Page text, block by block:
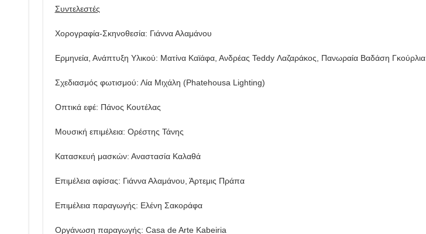
Συντελεστές
Χορογραφία-Σκηνοθεσία: Γιάννα Αλαμάνου
Ερμηνεία, Ανάπτυξη Υλικού: Ματίνα Καϊάφα, Ανδρέας Teddy Λαζαράκος, Πανωραία Βαδάση Γκούρλια
Σχεδιασμός φωτισμού: Λία Μιχάλη (Phatehousa Lighting)
Οπτικά εφέ: Πάνος Κουτέλας
Μουσική επιμέλεια: Ορέστης Τάνης
Κατασκευή μασκών: Αναστασία Καλαθά
Επιμέλεια αφίσας: Γιάννα Αλαμάνου, Άρτεμις Πράπα
Επιμέλεια παραγωγής: Ελένη Σακοράφα
Οργάνωση παραγωγής: Casa de Arte Kabeiria